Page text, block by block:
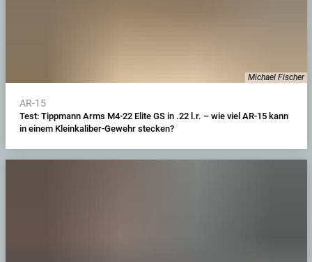
Michael Fischer
AR-15
Test: Tippmann Arms M4-22 Elite GS in .22 l.r. – wie viel AR-15 kann
in einem Kleinkaliber-Gewehr stecken?